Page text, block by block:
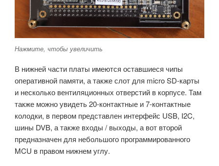
Нажмите, чтобы увеличить
В нижней части платы имеются оставшиеся чипы
оперативной памяти, а также слот для micro SD-карты
и несколько вентиляционных отверстий в корпусе. Там
также можно увидеть 20-контактные и 7-контактные
колодки, в первом представлен интерфейс USB, I2C,
шины DVB, а также входы / выходы, а вот второй
предназначен для небольшого программированного
MCU в правом нижнем углу.